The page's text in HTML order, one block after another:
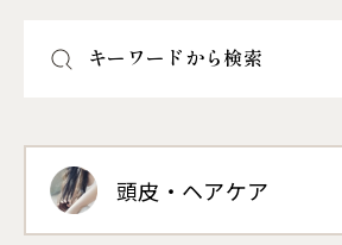
キーワードから検索
頭皮・ヘアケア